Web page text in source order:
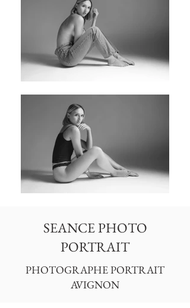
SEANCE PHOTO
PORTRAIT
PHOTOGRAPHE PORTRAIT
AVIGNON